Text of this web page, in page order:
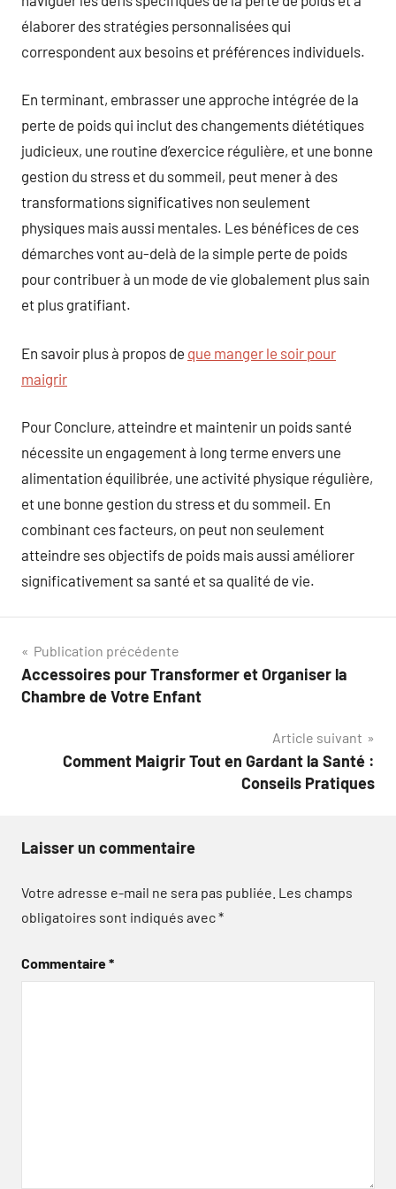
élaborer des stratégies personnalisées qui
correspondent aux besoins et préférences individuels.
En terminant, embrasser une approche intégrée de la
perte de poids qui inclut des changements diététiques
judicieux, une routine d’exercice régulière, et une bonne
gestion du stress et du sommeil, peut mener à des
transformations significatives non seulement
physiques mais aussi mentales. Les bénéfices de ces
démarches vont au-delà de la simple perte de poids
pour contribuer à un mode de vie globalement plus sain
et plus gratifiant.
En savoir plus à propos de que manger le soir pour
maigrir
Pour Conclure, atteindre et maintenir un poids santé
nécessite un engagement à long terme envers une
alimentation équilibrée, une activité physique régulière,
et une bonne gestion du stress et du sommeil. En
combinant ces facteurs, on peut non seulement
atteindre ses objectifs de poids mais aussi améliorer
significativement sa santé et sa qualité de vie.
Navigation
de
Publication précédente
Accessoires pour Transformer et Organiser la
Chambre de Votre Enfant
Article suivant
Comment Maigrir Tout en Gardant la Santé :
Conseils Pratiques
Laisser un commentaire
Votre adresse e-mail ne sera pas publiée. Les champs
obligatoires sont indiqués avec*
Commentaire*